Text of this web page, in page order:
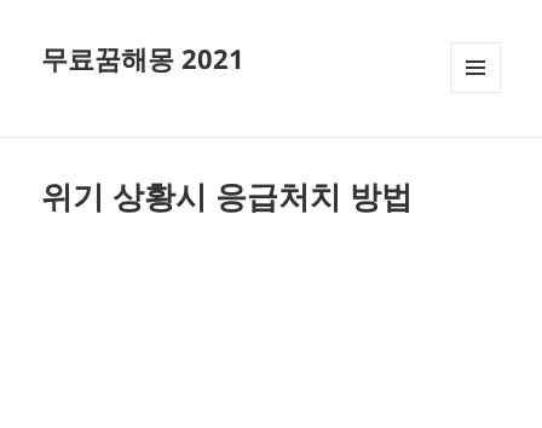
무료꿈해몽 2021
위기 상황시 응급처치 방법